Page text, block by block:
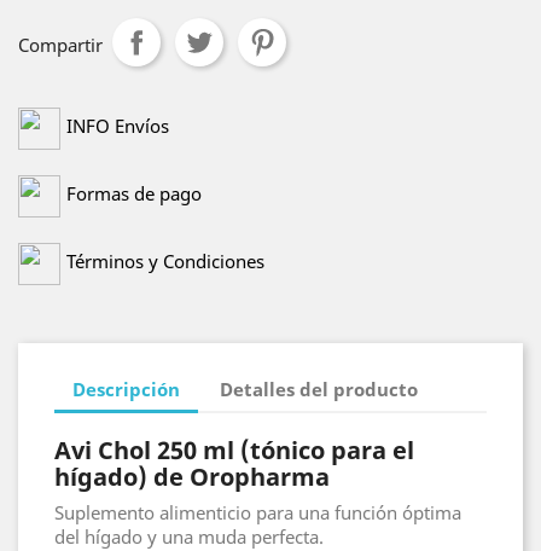
Compartir
INFO Envíos
Formas de pago
Términos y Condiciones
Descripción Detalles del producto
Avi Chol 250 ml (tónico para el
hígado) de Oropharma
Suplemento alimenticio para una función óptima
del hígado y una muda perfecta.